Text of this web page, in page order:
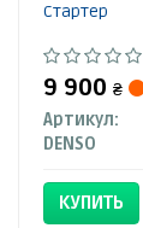
Стартер
9 900 ₴
Артикул:
DENSO
КУПИТЬ